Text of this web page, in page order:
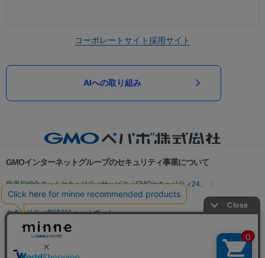
コーポレートサイト採用サイト
AIへの取り組み
GMOインターネットグループのセキュリティ事業について
世界初総合ネットセキュリティサービス「GMOセキュリティ24」
パスワード漏洩診断
Webサイトリスク診断
セキュリティ相談AIチャットボット
実在証明・盗聴対策